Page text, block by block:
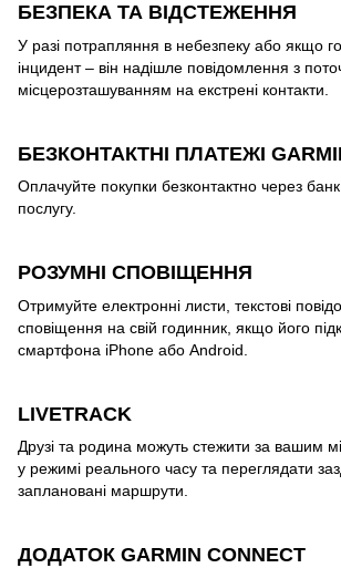
БЕЗПЕКА ТА ВІДСТЕЖЕННЯ
У разі потрапляння в небезпеку або якщо
інцидент – він надішле повідомлення з
місцерозташуванням на екстрені контакти.
БЕЗКОНТАКТНІ ПЛАТЕЖІ
Оплачуйте покупки безконтактно через
послугу.
РОЗУМНІ СПОВІЩЕННЯ
Отримуйте електронні листи, текстові
сповіщення на свій годинник, якщо його
смартфона iPhone або Android.
LIVETRACK
Друзі та родина можуть стежити за вашим
у режимі реального часу та переглядати
заплановані маршрути.
ДОДАТОК GARMIN CONNECT